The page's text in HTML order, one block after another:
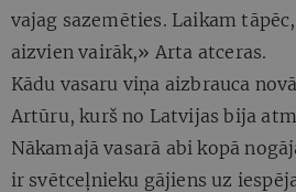
vajag sazemēties. Laikam
aizvien vairāk,» Arta atceras.
Kādu vasaru viņa aizbrauca
Artūru, kurš no Latvijas bija
Nākamajā vasarā abi kopā
ir svētceļnieku gājiens uz